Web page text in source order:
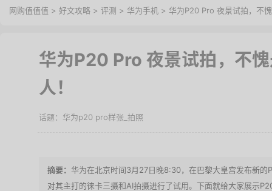
网购值值值 > 好文攻略 > 评测 > 华为手机 > 华为P20 Pro 夜景试拍，不
华为P20 Pro 夜景试拍，不
人！
华为p20 pro样张_拍照
华为在北京时间3月27日晚8:30，在巴黎大皇宫发布新
对其主打的徕卡三摄和AI拍摄进行了试用。下面就给大家展示